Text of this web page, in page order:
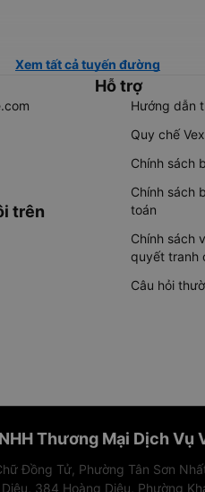
Xem tất cả tuyến đường
trên
Hỗ trợ
Hướng dẫn
Quy chế
Chính sách
Chính sách
toán
Chính sách
quyết tranh
Câu hỏi
Thương Mại Dịch Vụ
Đồng Tử, Phường Tân Sơn
384 Hoàng Diệu, Phường